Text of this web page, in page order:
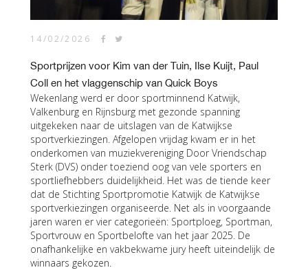
14/02/2026
Sportprijzen voor Kim van der Tuin, Ilse Kuijt, Paul
Coll en het vlaggenschip van Quick Boys
Wekenlang werd er door sportminnend Katwijk,
Valkenburg en Rijnsburg met gezonde spanning
uitgekeken naar de uitslagen van de Katwijkse
sportverkiezingen. Afgelopen vrijdag kwam er in het
onderkomen van muziekvereniging Door Vriendschap
Sterk (DVS) onder toeziend oog van vele sporters en
sportliefhebbers duidelijkheid. Het was de tiende keer
dat de Stichting Sportpromotie Katwijk de Katwijkse
sportverkiezingen organiseerde. Net als in voorgaande
jaren waren er vier categorieën: Sportploeg, Sportman,
Sportvrouw en Sportbelofte van het jaar 2025. De
onafhankelijke en vakbekwame jury heeft uiteindelijk de
winnaars gekozen.